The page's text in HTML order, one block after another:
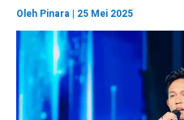
Oleh Pinara 25 Mei 2025